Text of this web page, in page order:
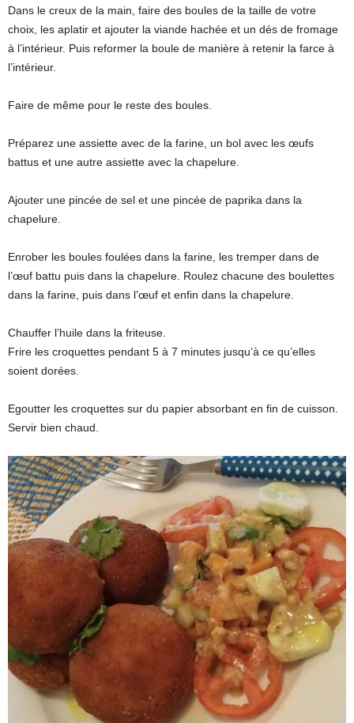
Dans le creux de la main, faire des boules de la taille de votre
choix, les aplatir et ajouter la viande hachée et un dés de fromage
à l’intérieur. Puis reformer la boule de manière à retenir la farce à
l’intérieur.
Faire de même pour le reste des boules.
Préparez une assiette avec de la farine, un bol avec les œufs
battus et une autre assiette avec la chapelure.
Ajouter une pincée de sel et une pincée de paprika dans la
chapelure.
Enrober les boules foulées dans la farine, les tremper dans de
l’œuf battu puis dans la chapelure. Roulez chacune des boulettes
dans la farine, puis dans l’œuf et enfin dans la chapelure.
Chauffer l’huile dans la friteuse.
Frire les croquettes pendant 5 à 7 minutes jusqu’à ce qu’elles
soient dorées.
Egoutter les croquettes sur du papier absorbant en fin de cuisson.
Servir bien chaud.